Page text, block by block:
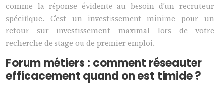
comme la réponse évidente au besoin d’un recruteur
spécifique. C’est un investissement minime pour un
retour sur investissement maximal lors de votre
recherche de stage ou de premier emploi.
Forum métiers : comment réseauter
efficacement quand on est timide ?